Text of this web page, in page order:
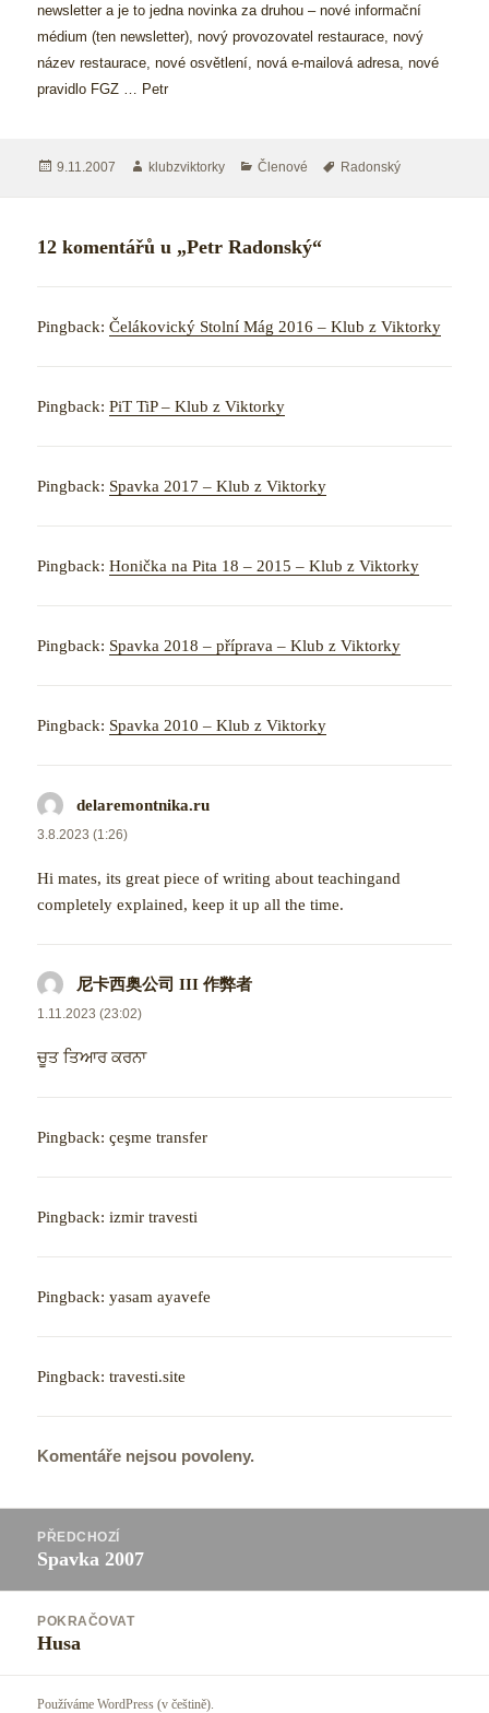
newsletter a je to jedna novinka za druhou – nové informační
médium (ten newsletter), nový provozovatel restaurace, nový
název restaurace, nové osvětlení, nová e-mailová adresa, nové
pravidlo FGZ … Petr
Publikováno:
9.11.2007 Autor:
klubzviktorky Rubriky:
Členové Štítky:
Radonský
12 komentářů u „Petr Radonský“
Pingback:Čelákovický Stolní Mág 2016 – Klub z Viktorky
Pingback:PiT TiP – Klub z Viktorky
Pingback: Spavka 2017 – Klub z Viktorky
Pingback:Honička na Pita 18 – 2015 – Klub z Viktorky
Pingback: Spavka 2018 – příprava – Klub z Viktorky
Pingback: Spavka 2010 – Klub z Viktorky
delaremontnika.ru
3.8.2023 (1:26)
Hi mates, its great piece of writing about teachingand
completely explained, keep it up all the time.
尼卡西奥公司 III 作弊者
1.11.2023 (23:02)
ਚੂਤ ਤਿਆਰ ਕਰਨਾ
Pingback:çeşme transfer
Pingback:izmir travesti
Pingback:yasam ayavefe
Pingback:travesti.site
Komentáře nejsou povoleny.
příspěvek
PŘEDCHOZÍ
Předchozí
Spavka 2007
POKRAČOVAT
Následující
Husa
Používáme WordPress (v češtině).